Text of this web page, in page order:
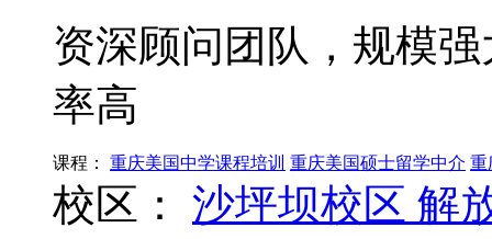
资深顾问团队，规模
率高
课程： 重庆美国中学课程培训 重庆美国硕士留学中介 重
校区： 沙坪坝校区 解